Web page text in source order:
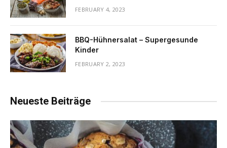
FEBRUARY 4, 2023
BBQ-Hühnersalat – Supergesunde
Kinder
FEBRUARY 2, 2023
Neueste Beiträge